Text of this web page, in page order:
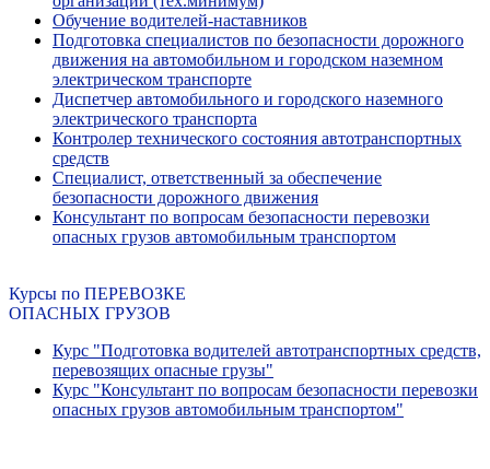
Обучение водителей-наставников
Подготовка специалистов по безопасности дорожного
движения на автомобильном и городском наземном
электрическом транспорте
Диспетчер автомобильного и городского наземного
электрического транспорта
Контролер технического состояния автотранспортных
средств
Специалист, ответственный за обеспечение
безопасности дорожного движения
Консультант по вопросам безопасности перевозки
опасных грузов автомобильным транспортом
Курсы по ПЕРЕВОЗКЕ
ОПАСНЫХ ГРУЗОВ
Курс "Подготовка водителей автотранспортных средств,
перевозящих опасные грузы"
Курс "Консультант по вопросам безопасности перевозки
опасных грузов автомобильным транспортом"